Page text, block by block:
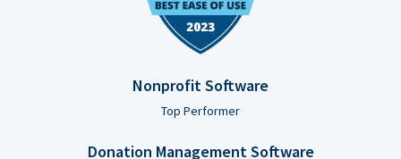
Nonprofit Software
Top Performer
Donation Management Software